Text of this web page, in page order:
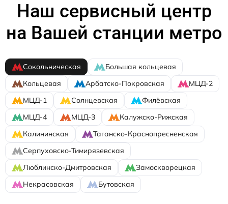
Наш сервисный центр
на Вашей станции метро
Сокольническая
Большая кольцевая
Кольцевая
Арбатско-Покровская
МЦД-2
МЦД-1
Солнцевская
Филёвская
МЦД-4
МЦД-3
Калужско-Рижская
Калининская
Таганско-Краснопресненская
Серпуховско-Тимирязевская
Люблинско-Дмитровская
Замоскворецкая
Некрасовская
Бутовская